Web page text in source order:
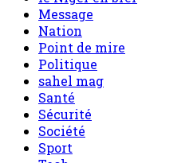
Message
Nation
Point de mire
Politique
sahel mag
Santé
Sécurité
Société
Sport